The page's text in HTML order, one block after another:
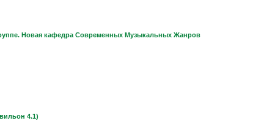
Новая кафедра Современных Музыкальных Жанров
4.1)